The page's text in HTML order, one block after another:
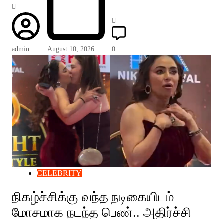
admin August 10, 2026 0
CELEBRITY
நிகழ்ச்சிக்கு வந்த நடிகையிடம்
மோசமாக நடந்த பெண்.. அதிர்ச்சி